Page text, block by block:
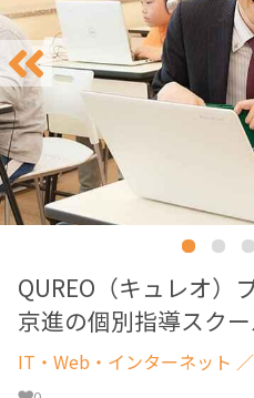
QUREO（キュレオ）
京進の個別指導スク
IT・Web・インターネット